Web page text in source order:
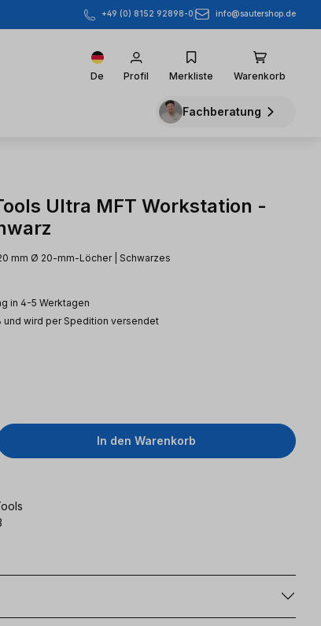
+49 (0) 8152 92898-0 info@sautershop.de
De Profil Merkliste Warenkorb
Fachberatung
Ultra MFT Workstation -
mm Ø 20-mm-Löcher | Schwarzes
in 4-5 Werktagen
und wird per Spedition versendet
In den Warenkorb